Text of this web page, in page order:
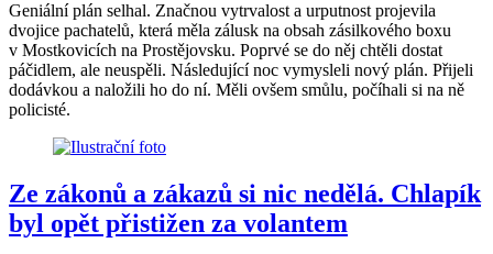
Geniální plán selhal. Značnou vytrvalost a urputnost projevila
dvojice pachatelů, která měla zálusk na obsah zásilkového boxu
v Mostkovicích na Prostějovsku. Poprvé se do něj chtěli dostat
páčidlem, ale neuspěli. Následující noc vymysleli nový plán. Přijeli
dodávkou a naložili ho do ní. Měli ovšem smůlu, počíhali si na ně
policisté.
Ze zákonů a zákazů si nic nedělá. Chlapík
byl opět přistižen za volantem